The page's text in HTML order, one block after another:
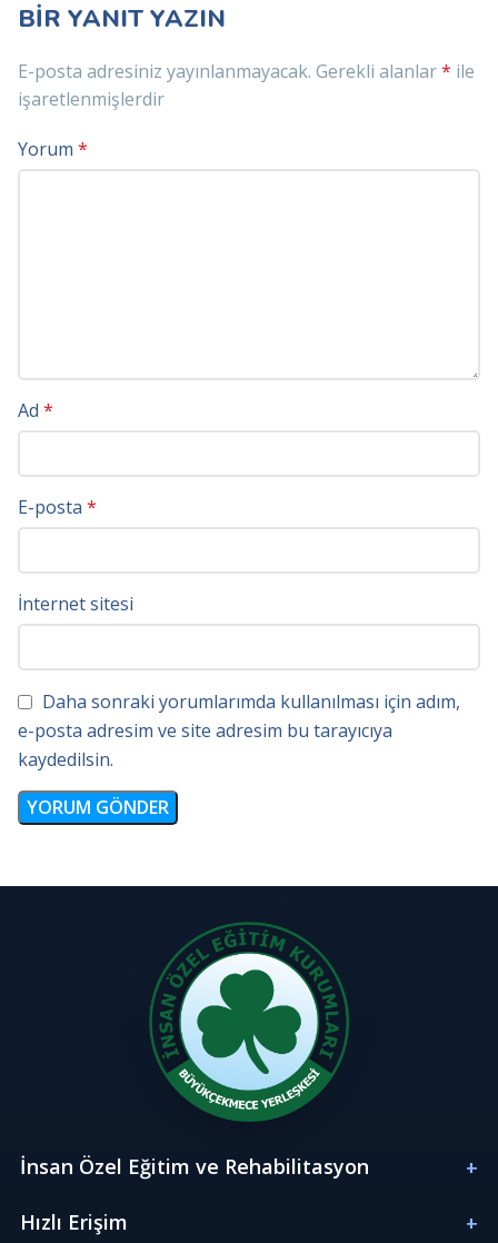
BIR YANIT YAZIN
E-posta adresiniz yayınlanmayacak. Gerekli alanlar* ile
işaretlenmişlerdir
Yorum *
Ad *
E-posta *
İnternet sitesi
Daha sonraki yorumlarımda kullanılması için adım,
e-posta adresim ve site adresim bu tarayıcıya
kaydedilsin.
İnsan Özel Eğitim ve Rehabilitasyon
Hızlı Erişim